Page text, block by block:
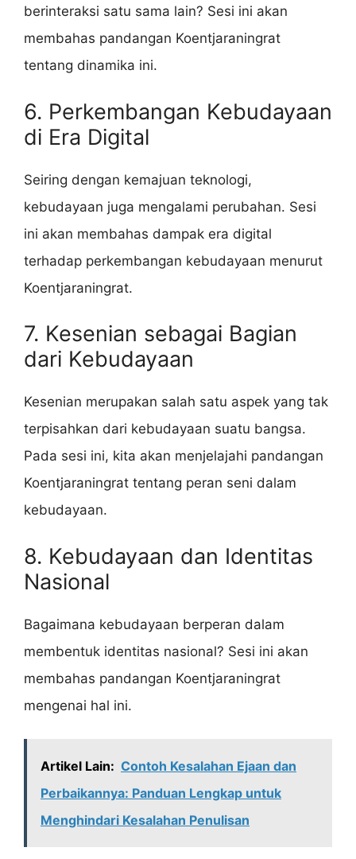
berinteraksi satu sama lain? Sesi ini akan
membahas pandangan Koentjaraningrat
tentang dinamika ini.
6. Perkembangan Kebudayaan
di Era Digital
Seiring dengan kemajuan teknologi,
kebudayaan juga mengalami perubahan. Sesi
ini akan membahas dampak era digital
terhadap perkembangan kebudayaan menurut
Koentjaraningrat.
7. Kesenian sebagai Bagian
dari Kebudayaan
Kesenian merupakan salah satu aspek yang tak
terpisahkan dari kebudayaan suatu bangsa.
Pada sesi ini, kita akan menjelajahi pandangan
Koentjaraningrat tentang peran seni dalam
kebudayaan.
8. Kebudayaan dan Identitas
Nasional
Bagaimana kebudayaan berperan dalam
membentuk identitas nasional? Sesi ini akan
membahas pandangan Koentjaraningrat
mengenai hal ini.
Artikel Lain: Contoh Kesalahan Ejaan dan
Perbaikannya: Panduan Lengkap untuk
Menghindari Kesalahan Penulisan